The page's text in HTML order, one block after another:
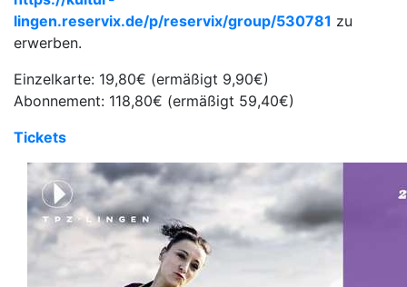
lingen.reservix.de/p/reservix/group/530781 zu
erwerben.
Einzelkarte: 19,80€ (ermäßigt 9,90€)
Abonnement: 118,80€ (ermäßigt 59,40€)
Tickets